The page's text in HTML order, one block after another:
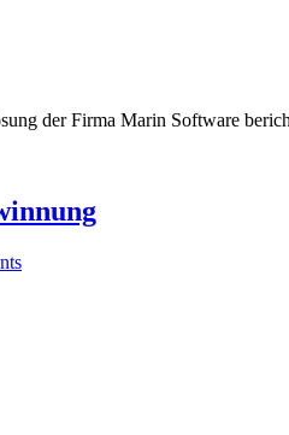
der Firma Marin Software